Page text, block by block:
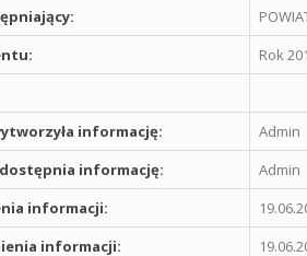
Rok
informację:
Admin
informację:
Admin
informacji:
informacji: